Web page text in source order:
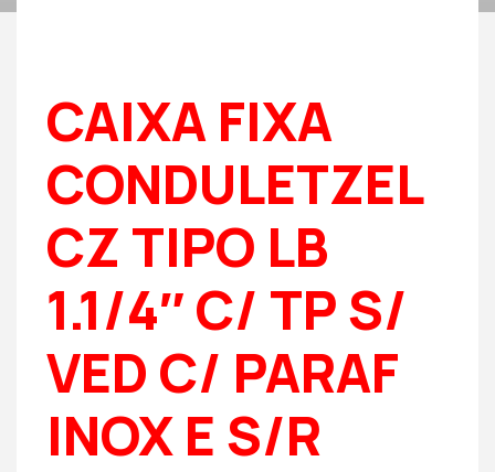
CAIXA FIXA
CONDULETZEL
CZ TIPO LB
1.1/4″ C/ TP S/
VED C/ PARAF
INOX E S/R